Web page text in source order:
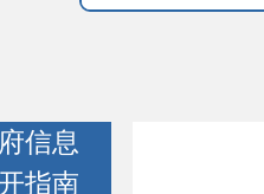
信息
指南